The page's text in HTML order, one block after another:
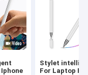
Stylet
For Laptop